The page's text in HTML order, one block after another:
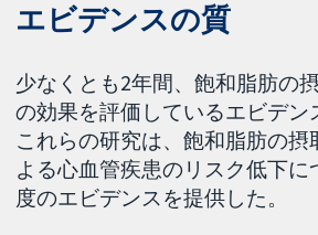
エビデンスの質
少なくとも2年間、飽和脂肪の
の効果を評価しているエビデン
これらの研究は、飽和脂肪の摂
よる心血管疾患のリスク低下
度のエビデンスを提供した。